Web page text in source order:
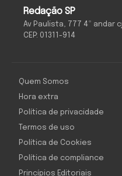
Redação SP
Av Paulista, 777 4º andar
CEP: 01311-914
Quem Somos
Hora extra
Política de privacidade
Termos de uso
Política de Cookies
Política de compliance
Princípios Editoriais